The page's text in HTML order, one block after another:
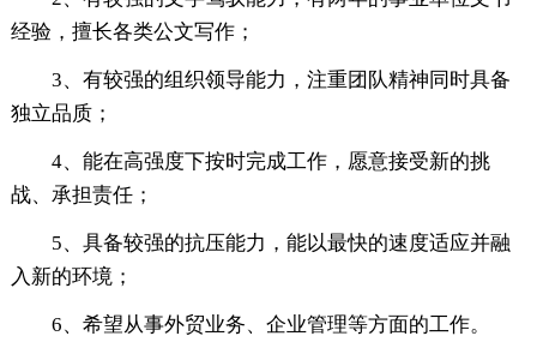
经验，擅长各类公文写作；
3、有较强的组织领导能力，注重团队精神同时具备
独立品质；
4、能在高强度下按时完成工作，愿意接受新的挑
战、承担责任；
5、具备较强的抗压能力，能以最快的速度适应并融
入新的环境；
6、希望从事外贸业务、企业管理等方面的工作。